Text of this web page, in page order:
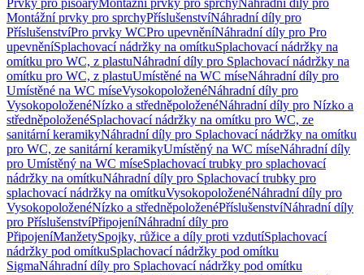
Prvky pro pisoáryMontážní prvky pro sprchyNáhradní díly pro
Montážní prvky pro sprchyPříslušenstvíNáhradní díly pro
PříslušenstvíPro prvky WCPro upevněníNáhradní díly pro Pro
upevněníSplachovací nádržky na omítkuSplachovací nádržky na
omítku pro WC, z plastuNáhradní díly pro Splachovací nádržky na
omítku pro WC, z plastuUmístěné na WC míseNáhradní díly pro
Umístěné na WC míseVysokopoloženéNáhradní díly pro
VysokopoloženéNízko a středněpoloženéNáhradní díly pro Nízko a
středněpoloženéSplachovací nádržky na omítku pro WC, ze
sanitární keramikyNáhradní díly pro Splachovací nádržky na omítku
pro WC, ze sanitární keramikyUmístěný na WC míseNáhradní díly
pro Umístěný na WC míseSplachovací trubky pro splachovací
nádržky na omítkuNáhradní díly pro Splachovací trubky pro
splachovací nádržky na omítkuVysokopoloženéNáhradní díly pro
VysokopoloženéNízko a středněpoloženéPříslušenstvíNáhradní díly
pro PříslušenstvíPřipojeníNáhradní díly pro
PřipojeníManžetySpojky, růžice a díly proti vzdutíSplachovací
nádržky pod omítkuSplachovací nádržky pod omítku
SigmaNáhradní díly pro Splachovací nádržky pod omítku